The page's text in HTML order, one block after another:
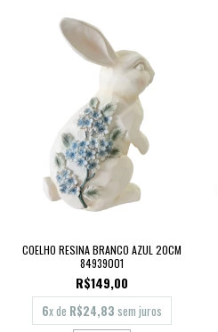
COELHO RESINA BRANCO AZUL 20CM
84939001
R$149,00
6x de R$24,83 sem juros